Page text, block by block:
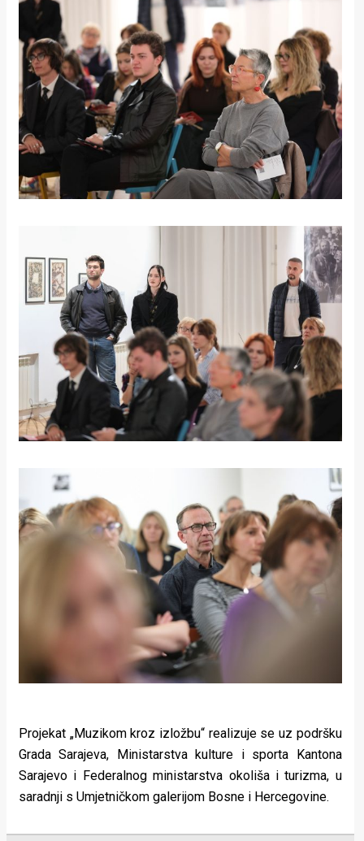
Projekat „Muzikom kroz izložbu“ realizuje se uz podršku
Grada Sarajeva, Ministarstva kulture i sporta Kantona
Sarajevo i Federalnog ministarstva okoliša i turizma, u
saradnji s Umjetničkom galerijom Bosne i Hercegovine.